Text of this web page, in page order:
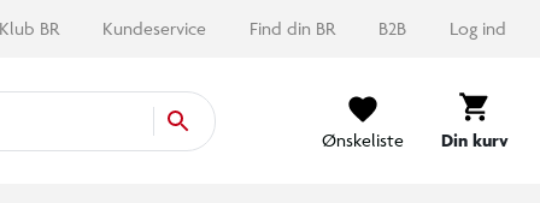
Klub BR Kundeservice Find din BR B2B Log ind
Ønskeliste
Din kurv